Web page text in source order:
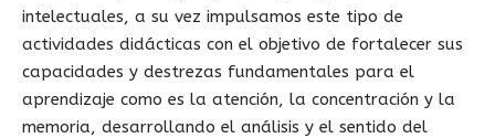
intelectuales, a su vez impulsamos este tipo de
actividades didácticas con el objetivo de fortalecer sus
capacidades y destrezas fundamentales para el
aprendizaje como es la atención, la concentración y la
memoria, desarrollando el análisis y el sentido del